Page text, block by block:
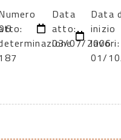
Data
atto:
03/07/2006
Data
inizio
lavori:
01/